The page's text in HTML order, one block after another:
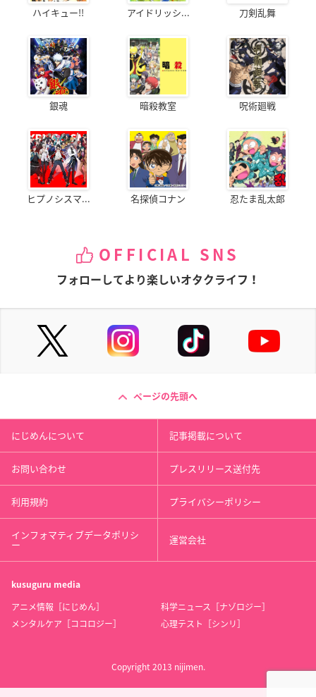
ハイキュー!! アイドリッシ... 刀剣乱舞
銀魂 暗殺教室 呪術廻戦
ヒプノシスマ... 名探偵コナン 忍たま乱太郎
OFFICIAL SNS
フォローしてより楽しいオタクライフ！
ページの先頭へ
にじめんについて 記事掲載について
お問い合わせ プレスリリース送付先
利用規約 プライバシーポリシー
インフォマティブデータポリシ
ー 運営会社
kusuguru media
アニメ情報［にじめん］
科学ニュース［ナゾロジー］
メンタルケア［ココロジー］
心理テスト［シンリ］
Copyright 2013 nijimen.